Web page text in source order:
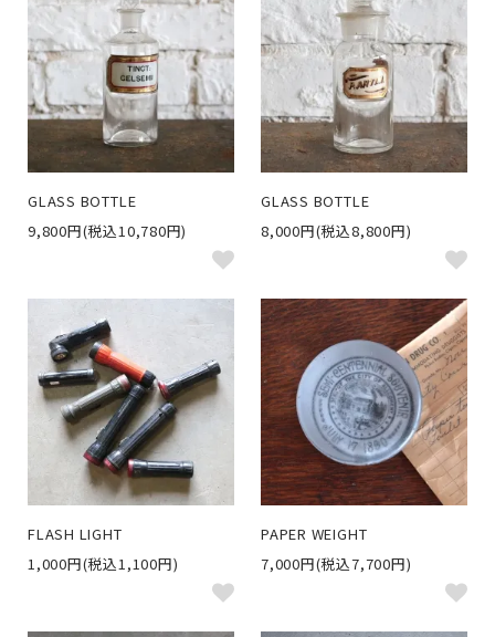
GLASS BOTTLE
9,800円(税込10,780円)
GLASS BOTTLE
8,000円(税込8,800円)
FLASH LIGHT
1,000円(税込1,100円)
PAPER WEIGHT
7,000円(税込7,700円)